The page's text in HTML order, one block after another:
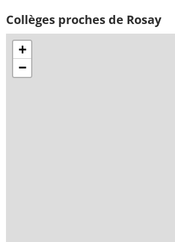
Collèges proches de Rosay
+
−